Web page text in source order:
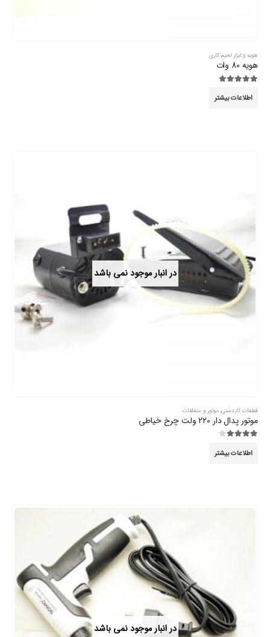
هویه و ابزار لحیم کاری
هویه 80 وات
اطلاعات بیشتر
در انبار موجود نمی باشد
قطعات کاردستی, موتور و متعلقات
موتور پدال دار 220 ولت چرخ خیاطی
اطلاعات بیشتر
در انبار موجود نمی باشد